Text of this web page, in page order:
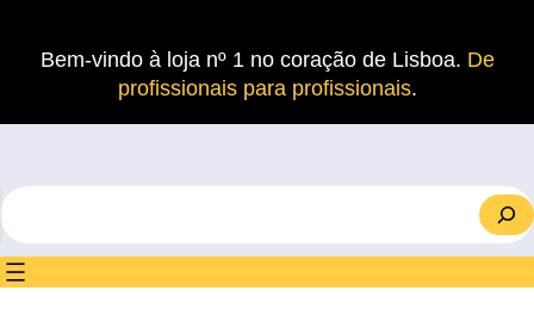
Bem-vindo à loja nº 1 no coração de Lisboa. De
profissionais para profissionais.
S
e
a
r